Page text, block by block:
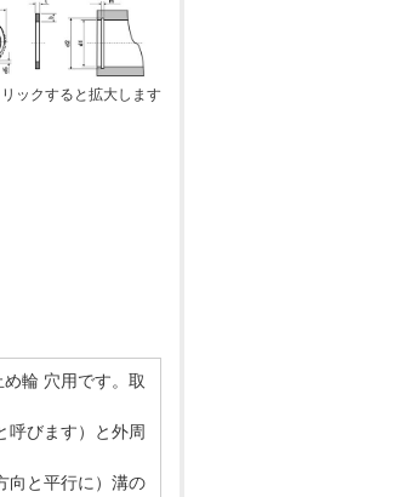
ックすると拡大します
輪 穴用です。取
呼びます）と外周
向と平行に）溝の